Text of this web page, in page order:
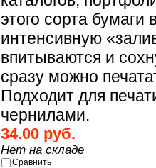
этого сорта бумаги
интенсивную
впитываются и
сразу можно
Подходит для
чернилами.
34.00 руб.
Нет на складе
Сравнить